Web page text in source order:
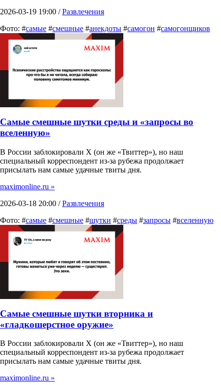
2026-03-19 19:00 /Развлечения
Фото: #самые #смешные #анекдоты #самогон #самогонщиков
Самые смешные шутки среды и «запросы во
вселенную»
В России заблокировали X (он же «Твиттер»), но наш
специальный корреспондент из-за рубежа продолжает
присылать нам самые удачные твиты дня.
maximonline.ru »
2026-03-18 20:00 /Развлечения
Фото: #самые #смешные #шутки #среды #запросы #вселенную
Самые смешные шутки вторника и
«гладкошерстное оружие»
В России заблокировали X (он же «Твиттер»), но наш
специальный корреспондент из-за рубежа продолжает
присылать нам самые удачные твиты дня.
maximonline.ru »